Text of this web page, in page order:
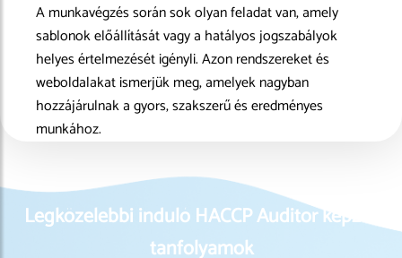
A munkavégzés során sok olyan feladat van, amely
sablonok előállítását vagy a hatályos jogszabályok
helyes értelmezését igényli. Azon rendszereket és
weboldalakat ismerjük meg, amelyek nagyban
hozzájárulnak a gyors, szakszerű és eredményes
munkához.
Legközelebbi induló HACCP Auditor képzés
tanfolyamok